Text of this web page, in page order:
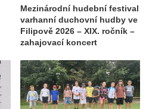
Mezinárodní hudební festival
varhanní duchovní hudby ve
Filipově 2026 – XIX. ročník –
zahajovací koncert